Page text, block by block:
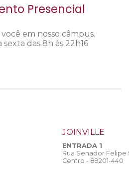
Presencial
em nosso câmpus.
das 8h às 22h16
JOINVILLE
ENTRADA 1
Rua Senador
Centro - 89201-440